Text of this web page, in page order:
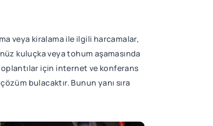
veya kiralama ile ilgili harcamalar,
kuluçka veya tohum aşamasında
için internet ve konferans
bulacaktır. Bunun yanı sıra